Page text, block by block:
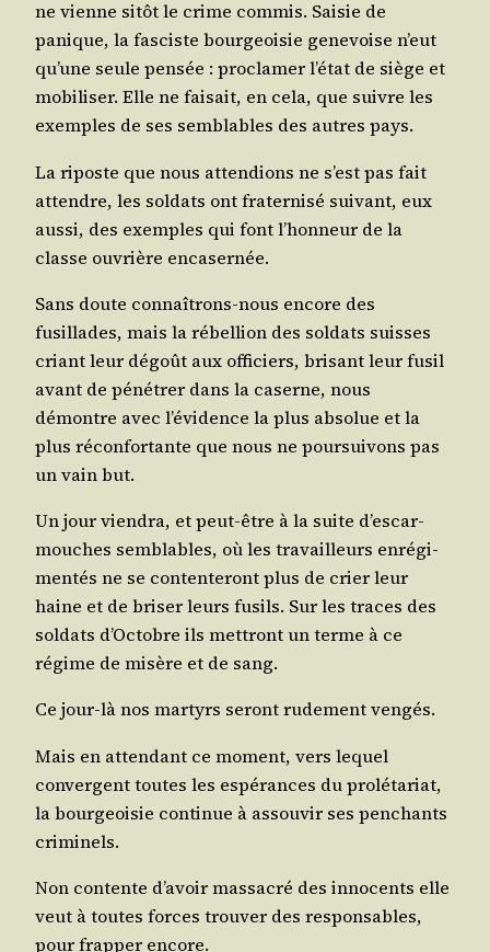
ne vienne sitôt le crime com­mis. Sai­sie de
panique, la fas­ciste bour­geoi­sie gene­voise n’eut
qu’une seule pen­sée : pro­cla­mer l’é­tat de siège et
mobi­li­ser. Elle ne fai­sait, en cela, que suivre les
exemples de ses sem­blables des autres pays.
La riposte que nous atten­dions ne s’est pas fait
attendre, les sol­dats ont fra­ter­ni­sé sui­vant, eux
aus­si, des exemples qui font l’hon­neur de la
classe ouvrière encasernée.
Sans doute connaî­trons-nous encore des
fusillades, mais la rébel­lion des sol­dats suisses
criant leur dégoût aux offi­ciers, bri­sant leur fusil
avant de péné­trer dans la caserne, nous
démontre avec l’é­vi­dence la plus abso­lue et la
plus récon­for­tante que nous ne pour­sui­vons pas
un vain but.
Un jour vien­dra, et peut-être à la suite d’es­car­
mouches sem­blables, où les tra­vailleurs enré­gi­
men­tés ne se conten­te­ront plus de crier leur
haine et de bri­ser leurs fusils. Sur les traces des
sol­dats d’Oc­tobre ils met­tront un terme à ce
régime de misère et de sang.
Ce jour-là nos mar­tyrs seront rude­ment vengés.
Mais en atten­dant ce moment, vers lequel
convergent toutes les espé­rances du pro­lé­ta­riat,
la bour­geoi­sie conti­nue à assou­vir ses pen­chants
criminels.
Non contente d’a­voir mas­sa­cré des inno­cents elle
veut à toutes forces trou­ver des res­pon­sables,
pour frap­per encore.